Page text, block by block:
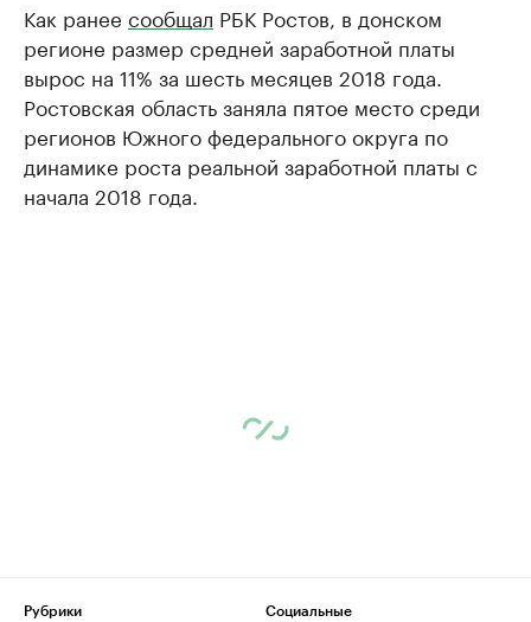
Как ранее сообщал РБК Ростов, в донском
регионе размер средней заработной платы
вырос на 11% за шесть месяцев 2018 года.
Ростовская область заняла пятое место среди
регионов Южного федерального округа по
динамике роста реальной заработной платы с
начала 2018 года.
Рубрики
Социальные